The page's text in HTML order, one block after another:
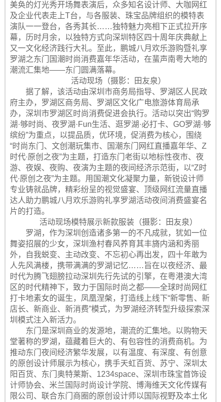
美奂的灯光秀开场舞表演后，众多知名设计师、大咖网红
及企业代表走上T台，与各服装、珠宝品牌组织的模特表
演队一一登台，各秀其长……独特魅力亮相下正式拉开序
幕，历时月余，以独特方式向深圳特区四十周年庆典献上
又一文化经济践行大礼。至此，鹏城八月欢乐游购暨礼享
罗湖之东门国潮时尚消费嘉年华活动，在蜚声南粤大地的
潮流汇集地——东门圆满落幕。
活动现场（摄影：田友泉）
据了解，该活动由深圳市商务局指导、罗湖区人民政
府主办，罗湖区商务局、罗湖区文化广电旅游体育局承
办，深圳市罗湖区时尚消费促进会执行。活动以突出“购罗
湖·够时尚、夜罗湖·Fun生活、逛罗湖·必打卡、GO罗湖·够
缤纷”为重点，以提品质，优环境，促消费为核心，围绕
“时尚东门、文创潮玩集市、国潮东门网红直播嘉年华、Z
时代∙原创之夜”为主题，打造东门老街以地标性夜市、夜
游、夜娱、夜购、夜演为主题的夜间经济示范街，以“Z时
代∙原创之夜”为主题。用国潮文化凝聚力量，新锐设计师
专业铸就品牌，精彩纷呈的视觉盛宴、顶级网红流量直播
达人助力鹏城八月欢乐游购礼享罗湖活动夜间消费盛宴名
片的打造。
活动现场模特展示新款服装（摄影：田友泉）
罗湖，作为深圳创造诸多第一的不凡成就，犹如一位
舞姿招展的少女，深圳渔村春风养育其丰旖内涵和秀丽
外，自我蜕变、主动改变、不忘初心再出发，四十年敢为
人先风满楼，携带满满的罗湖记忆……旨在以夜经济、最
时代为腾飞翅膀拉动深圳先行先试的引擎，在粤港澳大湾
区的时代精神下，致力于国际时尚之都——全球时尚网红
打卡地素女的诞生，凤凰涅槃，打造线上线下“新零售、新
店长、新商业、新消费”模式，为罗湖经济转型升级探索深
圳模式注入新活力。
东门是深圳商业的发源地，潮流的汇集地。以购物天
堂著称的罗湖，蕴藏着巨大的、有包容性的消费商机。为
推动东门夜间经济繁华发展，以有温度、有深度、有创意
的原创设计师展示为核心，携手天虹百货、苏宁、深圳太
阳百货、东门奥特莱斯、1234space、深圳市珠宝首饰设
计师协会、米兰国际时尚设计学院、博海维天文化传媒有
限公司、联合东门商圈的原创设计师以国际视野及本土化